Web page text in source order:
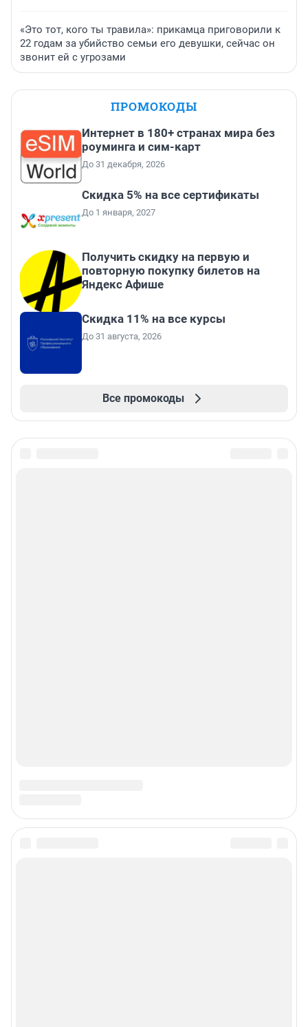
«Это тот, кого ты травила»: прикамца приговорили к
22 годам за убийство семьи его девушки, сейчас он
звонит ей с угрозами
ПРОМОКОДЫ
Интернет в 180+ странах мира без
роуминга и сим-карт
До 31 декабря, 2026
Скидка 5% на все сертификаты
До 1 января, 2027
Получить скидку на первую и
повторную покупку билетов на
Яндекс Афише
Скидка 11% на все курсы
До 31 августа, 2026
Все промокоды